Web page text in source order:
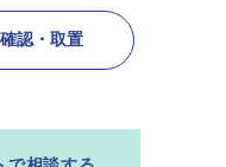
認・取置